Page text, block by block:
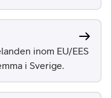
inom EU/EES
i Sverige.